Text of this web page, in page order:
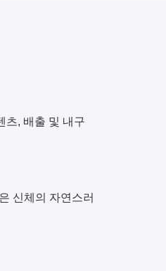
츠, 배출 및 내구
신체의 자연스러